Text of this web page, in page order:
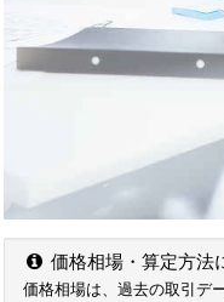
価格相場・算定方法
価格相場は、過去の取引デ